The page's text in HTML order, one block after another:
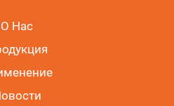
О Нас